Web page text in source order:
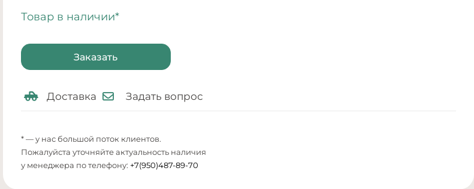
Товар в наличии*
Заказать
Доставка Задать вопрос
* — у нас большой поток клиентов.
Пожалуйста уточняйте актуальность наличия
у менеджера по телефону: +7(950)487-89-70